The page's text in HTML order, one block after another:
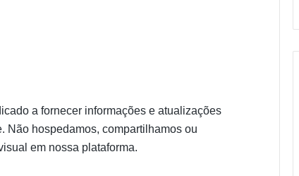
a fornecer informações e atualizações
Não hospedamos, compartilhamos ou
em nossa plataforma.